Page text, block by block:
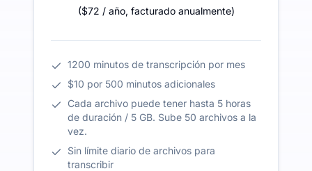
($72 / año, facturado anualmente)
1200 minutos de transcripción por mes
$10 por 500 minutos adicionales
Cada archivo puede tener hasta 5 horas
de duración / 5 GB. Sube 50 archivos a la
vez.
Sin límite diario de archivos para
transcribir